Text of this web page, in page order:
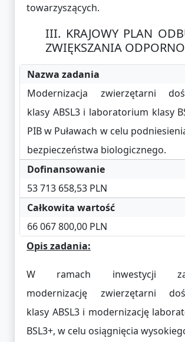
towarzyszących.
KRAJOWY PLAN
ZWIĘKSZANIA
Nazwa zadania
Modernizacja zwierzętarni
klasy ABSL3 i laboratorium klasy
PIB w Puławach w celu
bezpieczeństwa biologicznego.
Dofinansowanie
53 713 658,53 PLN
Całkowita wartość
66 067 800,00 PLN
Opis zadania:
W ramach inwestycji
modernizację zwierzętarni
klasy ABSL3 i modernizację
BSL3+, w celu osiągnięcia